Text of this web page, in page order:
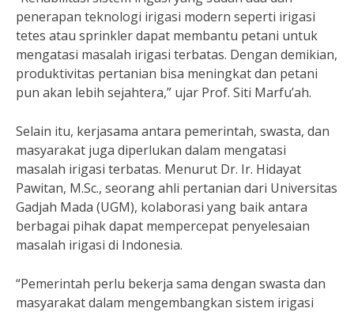
penerapan teknologi irigasi modern seperti irigasi
tetes atau sprinkler dapat membantu petani untuk
mengatasi masalah irigasi terbatas. Dengan demikian,
produktivitas pertanian bisa meningkat dan petani
pun akan lebih sejahtera,” ujar Prof. Siti Marfu’ah.
Selain itu, kerjasama antara pemerintah, swasta, dan
masyarakat juga diperlukan dalam mengatasi
masalah irigasi terbatas. Menurut Dr. Ir. Hidayat
Pawitan, M.Sc., seorang ahli pertanian dari Universitas
Gadjah Mada (UGM), kolaborasi yang baik antara
berbagai pihak dapat mempercepat penyelesaian
masalah irigasi di Indonesia.
“Pemerintah perlu bekerja sama dengan swasta dan
masyarakat dalam mengembangkan sistem irigasi